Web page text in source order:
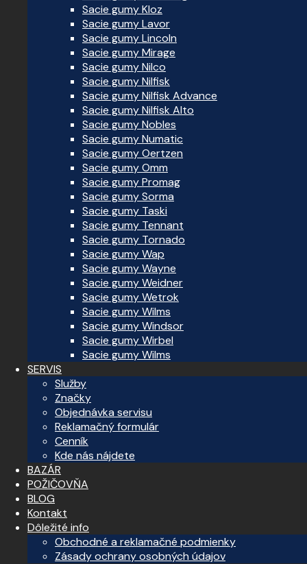
Sacie gumy Kloz
Sacie gumy Lavor
Sacie gumy Lincoln
Sacie gumy Mirage
Sacie gumy Nilco
Sacie gumy Nilfisk
Sacie gumy Nilfisk Advance
Sacie gumy Nilfisk Alto
Sacie gumy Nobles
Sacie gumy Numatic
Sacie gumy Oertzen
Sacie gumy Omm
Sacie gumy Promag
Sacie gumy Sorma
Sacie gumy Taski
Sacie gumy Tennant
Sacie gumy Tornado
Sacie gumy Wap
Sacie gumy Wayne
Sacie gumy Weidner
Sacie gumy Wetrok
Sacie gumy Wilms
Sacie gumy Windsor
Sacie gumy Wirbel
Sacie gumy Wilms
SERVIS
Služby
Značky
Objednávka servisu
Reklamačný formulár
Cenník
Kde nás nájdete
BAZÁR
POŽIČOVŇA
BLOG
Kontakt
Dôležité info
Obchodné a reklamačné podmienky
Zásady ochrany osobných údajov